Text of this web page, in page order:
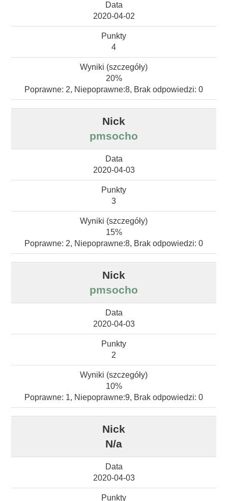
2020-04-02
4
20%
Poprawne: 2, Niepoprawne:8, Brak odpowiedzi: 0
pmsocho
2020-04-03
3
15%
Poprawne: 2, Niepoprawne:8, Brak odpowiedzi: 0
pmsocho
2020-04-03
2
10%
Poprawne: 1, Niepoprawne:9, Brak odpowiedzi: 0
N/a
2020-04-03